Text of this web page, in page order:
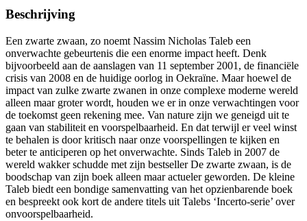
Beschrijving
Een zwarte zwaan, zo noemt Nassim Nicholas Taleb een
onverwachte gebeurtenis die een enorme impact heeft. Denk
bijvoorbeeld aan de aanslagen van 11 september 2001, de financiële
crisis van 2008 en de huidige oorlog in Oekraïne. Maar hoewel de
impact van zulke zwarte zwanen in onze complexe moderne wereld
alleen maar groter wordt, houden we er in onze verwachtingen voor
de toekomst geen rekening mee. Van nature zijn we geneigd uit te
gaan van stabiliteit en voorspelbaarheid. En dat terwijl er veel winst
te behalen is door kritisch naar onze voorspellingen te kijken en
beter te anticiperen op het onverwachte. Sinds Taleb in 2007 de
wereld wakker schudde met zijn bestseller De zwarte zwaan, is de
boodschap van zijn boek alleen maar actueler geworden. De kleine
Taleb biedt een bondige samenvatting van het opzienbarende boek
en bespreekt ook kort de andere titels uit Talebs ‘Incerto-serie’ over
onvoorspelbaarheid.